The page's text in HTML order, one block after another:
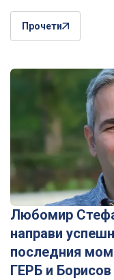
Прочети
Любомир
направи
последния
ГЕРБ и Борисов